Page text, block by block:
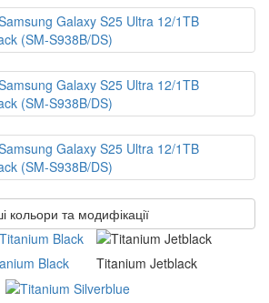
кольори та модифікації
Black Titanium Jetblack